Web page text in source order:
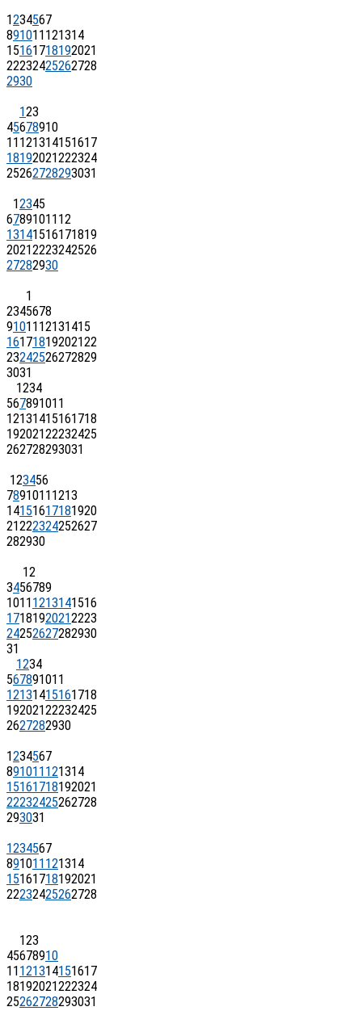
1234567
891011 121314
15161718192021
22232425262728
2930
123
45678910
11 121314151617
18192021222324
25262728293031
12345
67891011 12
13141516171819
20212223242526
27282930
1
2345678
91011 12131415
16171819202122
23242526272829
3031
1234
567891011
12131415161718
19202122232425
262728293031
123456
7891011 1213
14151617181920
21222324252627
282930
12
3456789
1011 1213141516
17181920212223
24252627282930
31
1234
567891011
12131415161718
19202122232425
2627282930
1234567
891011 121314
15161718192021
22232425262728
293031
1234567
891011 121314
15161718192021
22232425262728
123
45678910
11 121314151617
18192021222324
25262728293031